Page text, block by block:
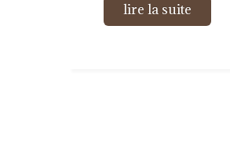
lire la suite